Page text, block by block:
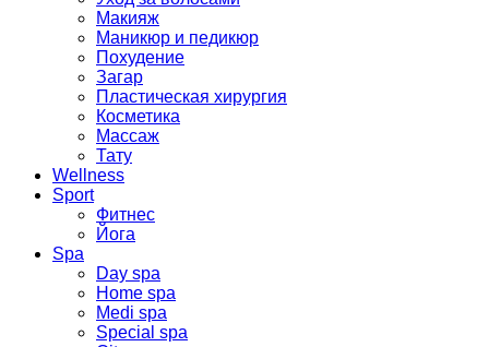
Макияж
Маникюр и педикюр
Похудение
Загар
Пластическая хирургия
Косметика
Массаж
Тату
Wellness
Sport
Фитнес
Йога
Spa
Day spa
Home spa
Medi spa
Special spa